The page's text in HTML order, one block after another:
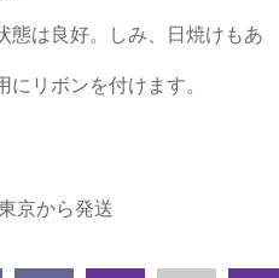
態は良好。しみ、日焼けもあ
リボンを付けます。
京から発送